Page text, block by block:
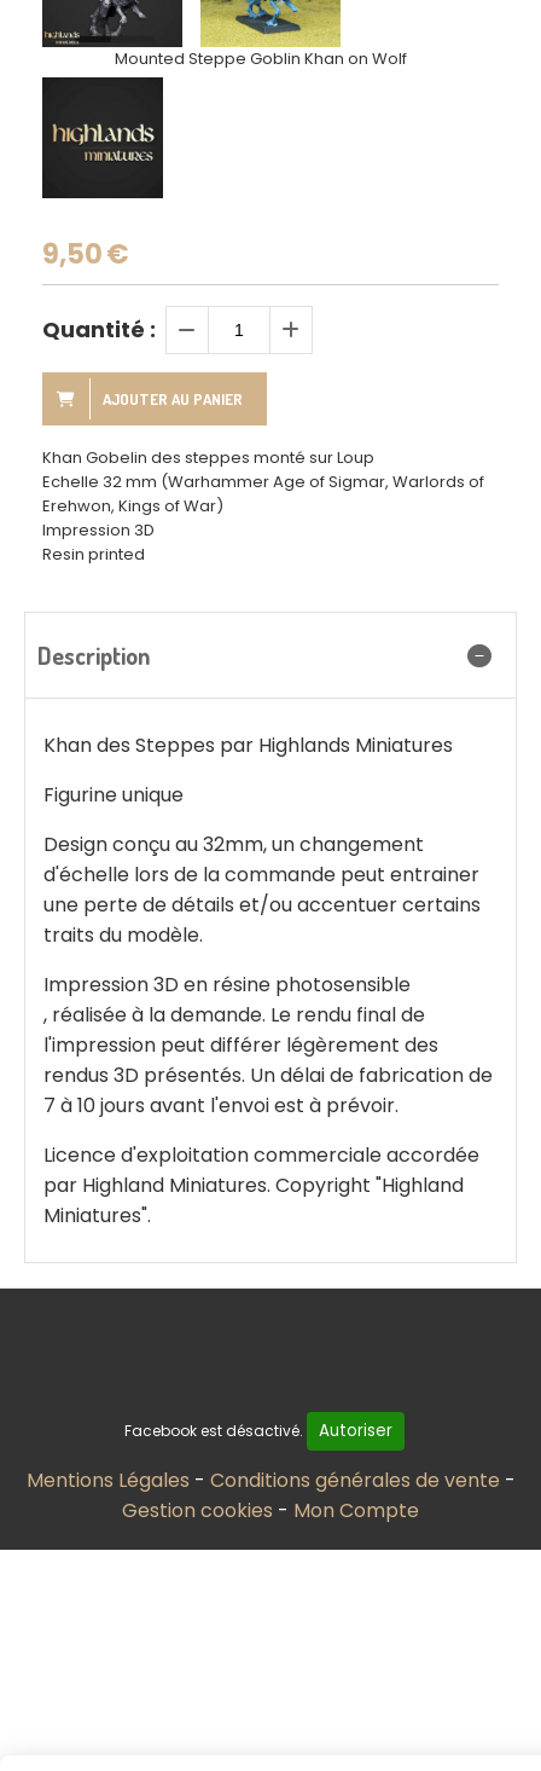
Mounted Steppe Goblin Khan on Wolf
9,50€
Quantité :
AJOUTER AU PANIER
Khan Gobelin des steppes monté sur Loup
Echelle 32 mm (Warhammer Age of Sigmar, Warlords of
Erehwon, Kings of War)
Impression 3D
Resin printed
Description
Khan des Steppes par Highlands Miniatures
Figurine unique
Design conçu au 32mm, un changement
d'échelle lors de la commande peut entrainer
une perte de détails et/ou accentuer certains
traits du modèle.
Impression 3D en résine photosensible
, réalisée à la demande. Le rendu final de
l'impression peut différer légèrement des
rendus 3D présentés. Un délai de fabrication de
7 à 10 jours avant l'envoi est à prévoir.
Licence d'exploitation commerciale accordée
par Highland Miniatures. Copyright "Highland
Miniatures".
Facebook est désactivé. Autoriser
Mentions Légales
Conditions générales de vente
Gestion cookies
Mon Compte